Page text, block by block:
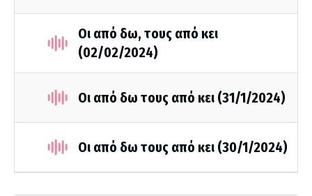
Οι από δω, τους από κει
(02/02/2024)
Οι από δω τους από κει (31/1/2024)
Οι από δω τους από κει (30/1/2024)